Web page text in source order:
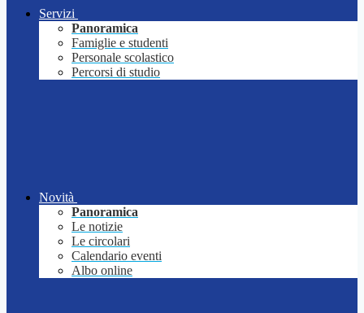
Servizi
Panoramica
Famiglie e studenti
Personale scolastico
Percorsi di studio
Novità
Panoramica
Le notizie
Le circolari
Calendario eventi
Albo online